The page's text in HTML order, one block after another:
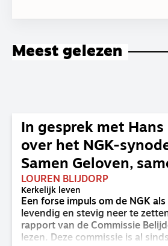
Meest gelezen
In gesprek met
over het NGK-
Samen Geloven,
LOUREN BLIJDORP
Kerkelijk leven
Een forse impuls om de NGK
levendig en stevig neer te
rapport van de Commissie
lezen. Deze commissie is al